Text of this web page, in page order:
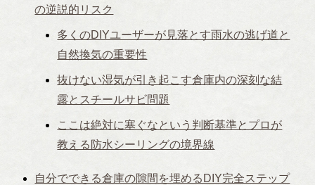
の逆説的リスク
多くのDIYユーザーが見落とす雨水の逃げ道と
自然換気の重要性
抜けない湿気が引き起こす倉庫内の深刻な結
露とスチールサビ問題
ここは絶対に塞ぐなという判断基準とプロが
教える防水シーリングの境界線
自分でできる倉庫の隙間を埋めるDIY完全ステップ